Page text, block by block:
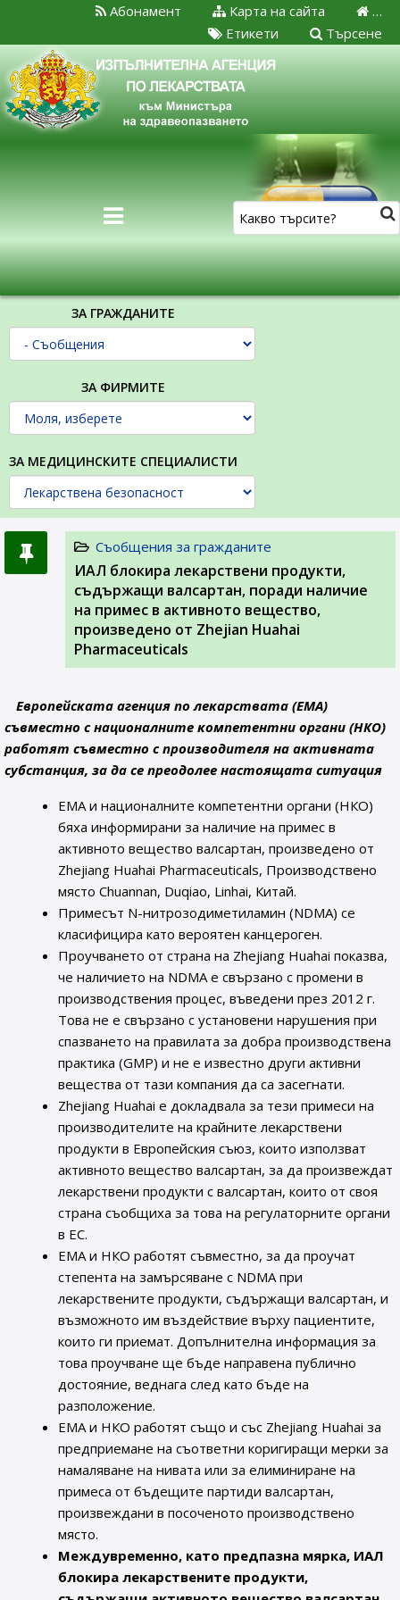
…
Карта на сайта
Абонамент
Търсене
Етикети
ЗА ГРАЖДАНИТЕ
ЗА ФИРМИТЕ
ЗА МЕДИЦИНСКИТЕ СПЕЦИАЛИСТИ
Съобщения за гражданите
ИАЛ блокира лекарствени продукти,
съдържащи валсартан, поради наличие
на примес в активното вещество,
произведено от Zhejian Huahai
Pharmaceuticals
Европейската агенция по лекарствата (EMA)
съвместно с националните компетентни органи (НКО)
работят съвместно с производителя на активната
субстанция, за да се преодолее настоящата ситуация
EMA и националните компетентни органи (НКО)
бяха информирани за наличие на примес в
активното вещество валсартан, произведено от
Zhejiang Huahai Pharmaceuticals, Производствено
място Chuannan, Duqiao, Linhai, Китай.
Примесът N-нитрозодиметиламин (NDMA) се
класифицира като вероятен канцероген.
Проучването от страна на Zhejiang Huahai показва,
че наличието на NDMA е свързано с промени в
производствения процес, въведени през 2012 г.
Това не е свързано с установени нарушения при
спазването на правилата за добра производствена
практика (GMP) и не е известно други активни
вещества от тази компания да са засегнати.
Zhejiang Huahai е докладвала за тези примеси на
производителите на крайните лекарствени
продукти в Европейския съюз, които използват
активното вещество валсартан, за да произвеждат
лекарствени продукти с валсартан, които от своя
страна съобщиха за това на регулаторните органи
в ЕС.
EMA и НКО работят съвместно, за да проучат
степента на замърсяване с NDMA при
лекарствените продукти, съдържащи валсартан, и
възможното им въздействие върху пациентите,
които ги приемат. Допълнителна информация за
това проучване ще бъде направена публично
достояние, веднага след като бъде на
разположение.
EMA и НКО работят също и със Zhejiang Huahai за
предприемане на съответни коригиращи мерки за
намаляване на нивата или за елиминиране на
примеса от бъдещите партиди валсартан,
произвеждани в посоченото производствено
място.
Междувременно, като предпазна мярка, ИАЛ
блокира лекарствените продукти,